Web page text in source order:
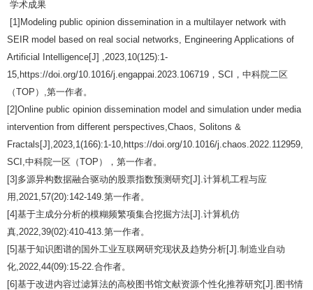
学术成果
[1]Modeling public opinion dissemination in a multilayer network with
SEIR model based on real social networks, Engineering Applications of
Artificial Intelligence[J] ,2023,10(125):1-
15,https://doi.org/10.1016/j.engappai.2023.106719 ， SCI ，中科院二区
（TOP ） ,第一作者。
[2]Online public opinion dissemination model and simulation under media
intervention from different perspectives,Chaos, Solitons &
Fractals[J],2023,1(166):1-10,https://doi.org/10.1016/j.chaos.2022.112959,
SCI,中科院一区（TOP ），第一作者。
[3] 多源异构数据融合驱动的股票指数预测研究[J].计算机工程与应
用 ,2021,57(20):142-149.第一作者。
[4]基于主成分分析的模糊频繁项集合挖掘方法[J].计算机仿
真,2022,39(02):410-413.第一作者。
[5]基于知识图谱的国外工业互联网研究现状及趋势分析[J].制造业自动
化,2022,44(09):15-22.合作者。
[6]基于改进内容过滤算法的高校图书馆文献资源个性化推荐研究[J]. 图书情